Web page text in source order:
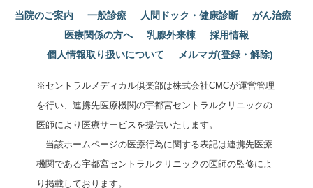
当院のご案内 一般診療 人間ドック・健康診断
がん治療
医療関係の方へ
乳腺外来棟
採用情報
個人情報取り扱いについて
メルマガ(登録・解除)
※セントラルメディカル倶楽部は株式会社CMCが運営管理
を行い、連携先医療機関の宇都宮セントラルクリニックの
医師により医療サービスを提供いたします。
当該ホームページの医療行為に関する表記は連携先医療
機関である宇都宮セントラルクリニックの医師の監修によ
り掲載しております。